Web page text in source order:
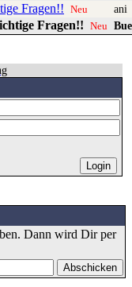
Fragen!! Neu ani
Fragen!! Neu
Dann wird Dir per